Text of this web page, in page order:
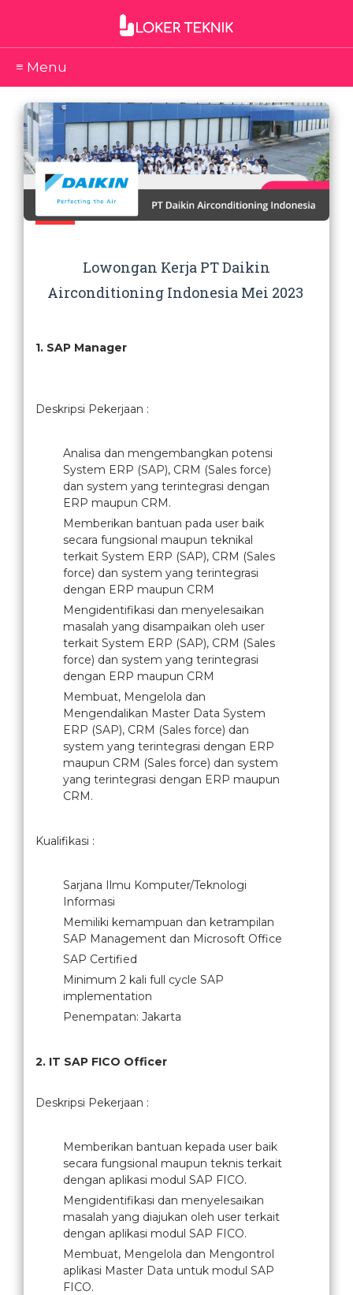
≡ Menu
Lowongan Kerja PT Daikin
Airconditioning Indonesia Mei 2023
1. SAP Manager
Deskripsi Pekerjaan :
Analisa dan mengembangkan potensi
System ERP (SAP), CRM (Sales force)
dan system yang terintegrasi dengan
ERP maupun CRM.
Memberikan bantuan pada user baik
secara fungsional maupun teknikal
terkait System ERP (SAP), CRM (Sales
force) dan system yang terintegrasi
dengan ERP maupun CRM
Mengidentifikasi dan menyelesaikan
masalah yang disampaikan oleh user
terkait System ERP (SAP), CRM (Sales
force) dan system yang terintegrasi
dengan ERP maupun CRM
Membuat, Mengelola dan
Mengendalikan Master Data System
ERP (SAP), CRM (Sales force) dan
system yang terintegrasi dengan ERP
maupun CRM (Sales force) dan system
yang terintegrasi dengan ERP maupun
CRM.
Kualifikasi :
Sarjana Ilmu Komputer/Teknologi
Informasi
Memiliki kemampuan dan ketrampilan
SAP Management dan Microsoft Office
SAP Certified
Minimum 2 kali full cycle SAP
implementation
Penempatan: Jakarta
2. IT SAP FICO Officer
Deskripsi Pekerjaan :
Memberikan bantuan kepada user baik
secara fungsional maupun teknis terkait
dengan aplikasi modul SAP FICO.
Mengidentifikasi dan menyelesaikan
masalah yang diajukan oleh user terkait
dengan aplikasi modul SAP FICO.
Membuat, Mengelola dan Mengontrol
aplikasi Master Data untuk modul SAP
FICO.